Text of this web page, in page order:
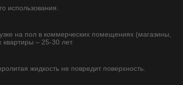
использования.
на пол в коммерческих помещениях (магазины,
– 25-30 лет.
жидкость не повредит поверхность.